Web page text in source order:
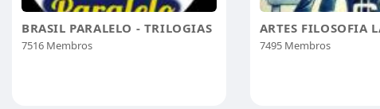
BRASIL PARALELO - TRILOGIAS
7516 Membros 7495 Membros